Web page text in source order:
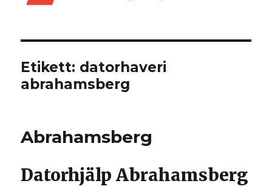
Etikett: datorhaveri
abrahamsberg
Abrahamsberg
Datorhjälp Abrahamsberg